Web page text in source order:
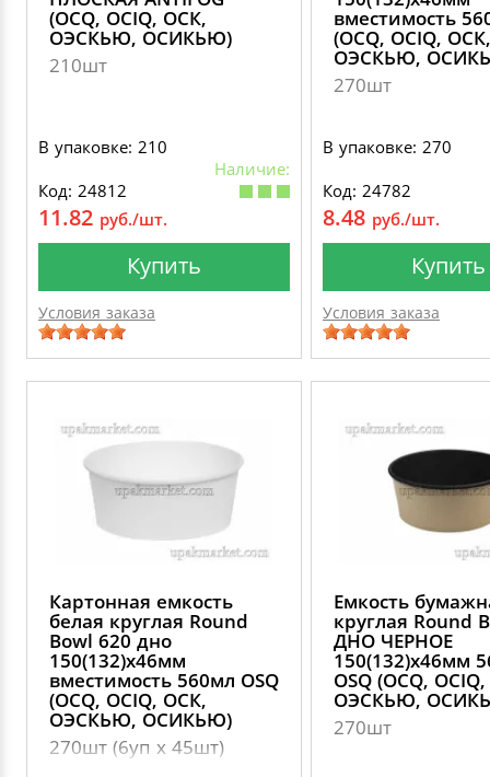
(OCQ, OCIQ, ОСК,
ОЭСКЬЮ, ОСИКЬЮ)
210шт
В упаковке: 210
Наличие:
Код: 24812
11.82 руб./шт.
Купить
Условия заказа
вместимость
(OCQ, OCIQ, ОСК,
ОЭСКЬЮ,
270шт
В упаковке: 270
Код: 24782
8.48 руб./шт.
Купить
Условия заказа
Картонная емкость
белая круглая Round
Bowl 620 дно
150(132)х46мм
вместимость 560мл OSQ
(OCQ, OCIQ, ОСК,
ОЭСКЬЮ, ОСИКЬЮ)
270шт (6уп х 45шт)
Емкость
круглая Round
ДНО ЧЕРНОЕ
150(132)х46мм
OSQ (OCQ,
ОЭСКЬЮ,
270шт